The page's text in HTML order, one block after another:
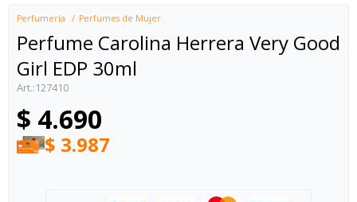
Perfumería Perfumes de Mujer
Perfume Carolina Herrera Very Good
Girl EDP 30ml
127410
$ 4.690
$ 3.987